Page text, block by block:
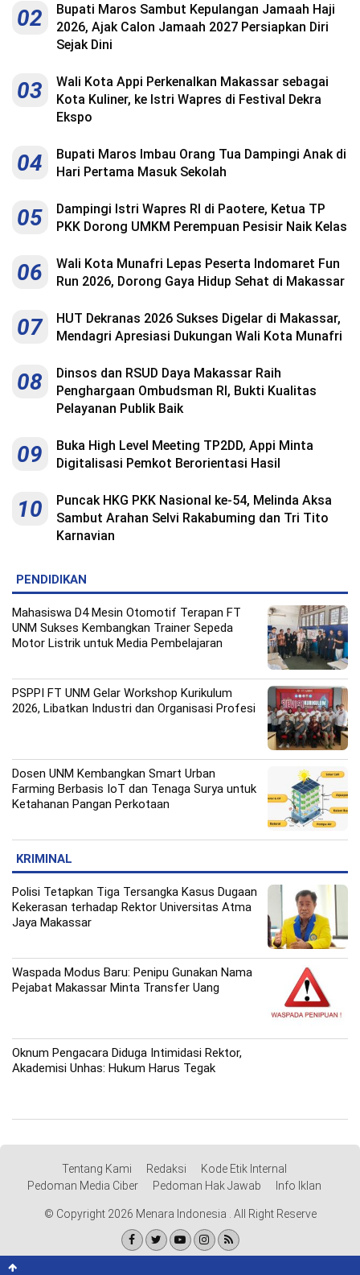
02
Bupati Maros Sambut Kepulangan Jamaah Haji
2026, Ajak Calon Jamaah 2027 Persiapkan Diri
Sejak Dini
03
Wali Kota Appi Perkenalkan Makassar sebagai
Kota Kuliner, ke Istri Wapres di Festival Dekra
Ekspo
04
Bupati Maros Imbau Orang Tua Dampingi Anak di
Hari Pertama Masuk Sekolah
05
Dampingi Istri Wapres RI di Paotere, Ketua TP
PKK Dorong UMKM Perempuan Pesisir Naik Kelas
06
Wali Kota Munafri Lepas Peserta Indomaret Fun
Run 2026, Dorong Gaya Hidup Sehat di Makassar
07
HUT Dekranas 2026 Sukses Digelar di Makassar,
Mendagri Apresiasi Dukungan Wali Kota Munafri
08
Dinsos dan RSUD Daya Makassar Raih
Penghargaan Ombudsman RI, Bukti Kualitas
Pelayanan Publik Baik
09
Buka High Level Meeting TP2DD, Appi Minta
Digitalisasi Pemkot Berorientasi Hasil
10
Puncak HKG PKK Nasional ke-54, Melinda Aksa
Sambut Arahan Selvi Rakabuming dan Tri Tito
Karnavian
PENDIDIKAN
Mahasiswa D4 Mesin Otomotif Terapan FT
UNM Sukses Kembangkan Trainer Sepeda
Motor Listrik untuk Media Pembelajaran
PSPPI FT UNM Gelar Workshop Kurikulum
2026, Libatkan Industri dan Organisasi Profesi
Dosen UNM Kembangkan Smart Urban
Farming Berbasis IoT dan Tenaga Surya untuk
Ketahanan Pangan Perkotaan
KRIMINAL
Polisi Tetapkan Tiga Tersangka Kasus Dugaan
Kekerasan terhadap Rektor Universitas Atma
Jaya Makassar
Waspada Modus Baru: Penipu Gunakan Nama
Pejabat Makassar Minta Transfer Uang
Oknum Pengacara Diduga Intimidasi Rektor,
Akademisi Unhas: Hukum Harus Tegak
Tentang Kami Redaksi
Kode Etik Internal
Pedoman Media Ciber
Pedoman Hak Jawab Info Iklan
© Copyright 2026 Menara Indonesia . All Right Reserve